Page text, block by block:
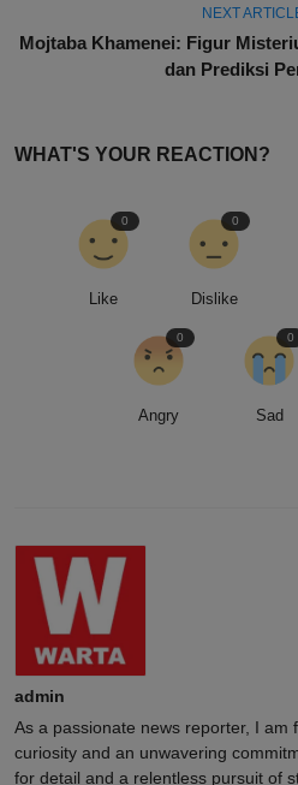
NEXT
Mojtaba Khamenei: Figur
dan Prediksi
WHAT'S YOUR REACTION?
Like
0
Dislike
0
Angry
0
Sad
0
admin
As a passionate news reporter, I am
curiosity and an unwavering
for detail and a relentless pursuit of